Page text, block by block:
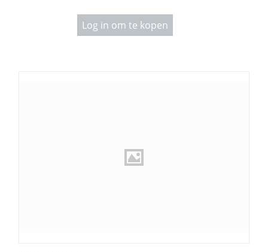
Log in om te kopen